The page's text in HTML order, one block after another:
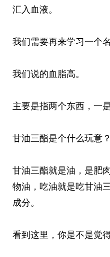
汇入血液。
我们需要再来学习一个
我们说的血脂高。
主要是指两个东西，一
甘油三酯是个什么玩意？
甘油三酯就是油，是肥
物油，吃油就是吃甘油
成分。
看到这里，你是不是觉